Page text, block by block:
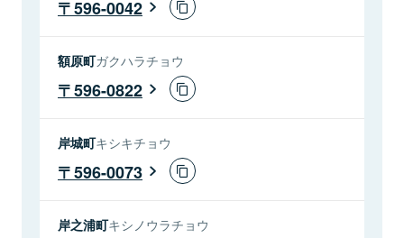
596-0042
額原町ガクハラチョウ
596-0822
岸城町キシキチョウ
596-0073
岸之浦町キシノウラチョウ